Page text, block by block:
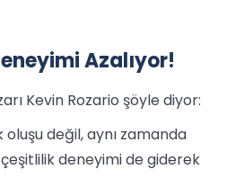
Azalıyor!
Kevin Rozario şöyle diyor:
oluşu değil, aynı zamanda
deneyimi de giderek